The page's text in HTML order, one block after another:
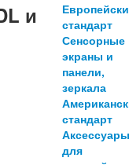
и
стандарт
Сенсорные
экраны и
панели,
зеркала
стандарт
для